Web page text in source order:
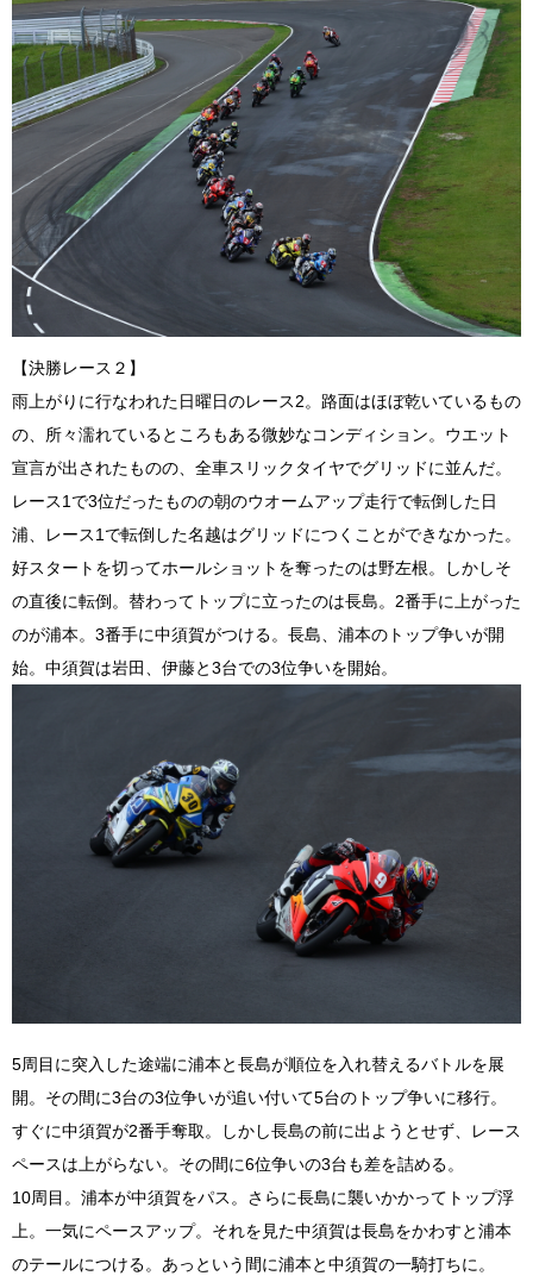
【決勝レース２】
雨上がりに行なわれた日曜日のレース2。路面はほぼ乾いているもの
の、所々濡れているところもある微妙なコンディション。ウエット
宣言が出されたものの、全車スリックタイヤでグリッドに並んだ。
レース1で3位だったものの朝のウオームアップ走行で転倒した日
浦、レース1で転倒した名越はグリッドにつくことができなかった。
好スタートを切ってホールショットを奪ったのは野左根。しかしそ
の直後に転倒。替わってトップに立ったのは長島。2番手に上がった
のが浦本。3番手に中須賀がつける。長島、浦本のトップ争いが開
始。中須賀は岩田、伊藤と3台での3位争いを開始。
5周目に突入した途端に浦本と長島が順位を入れ替えるバトルを展
開。その間に3台の3位争いが追い付いて5台のトップ争いに移行。
すぐに中須賀が2番手奪取。しかし長島の前に出ようとせず、レース
ペースは上がらない。その間に6位争いの3台も差を詰める。
10周目。浦本が中須賀をパス。さらに長島に襲いかかってトップ浮
上。一気にペースアップ。それを見た中須賀は長島をかわすと浦本
のテールにつける。あっという間に浦本と中須賀の一騎打ちに。